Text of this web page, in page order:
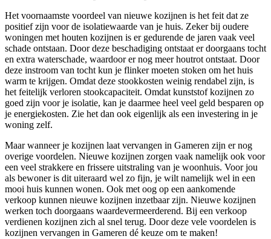
Het voornaamste voordeel van nieuwe kozijnen is het feit dat ze
positief zijn voor de isolatiewaarde van je huis. Zeker bij oudere
woningen met houten kozijnen is er gedurende de jaren vaak veel
schade ontstaan. Door deze beschadiging ontstaat er doorgaans tocht
en extra waterschade, waardoor er nog meer houtrot ontstaat. Door
deze instroom van tocht kun je flinker moeten stoken om het huis
warm te krijgen. Omdat deze stookkosten weinig rendabel zijn, is
het feitelijk verloren stookcapaciteit. Omdat kunststof kozijnen zo
goed zijn voor je isolatie, kan je daarmee heel veel geld besparen op
je energiekosten. Zie het dan ook eigenlijk als een investering in je
woning zelf.
Maar wanneer je kozijnen laat vervangen in Gameren zijn er nog
overige voordelen. Nieuwe kozijnen zorgen vaak namelijk ook voor
een veel strakkere en frissere uitstraling van je woonhuis. Voor jou
als bewoner is dit uiteraard wel zo fijn, je wilt namelijk wel in een
mooi huis kunnen wonen. Ook met oog op een aankomende
verkoop kunnen nieuwe kozijnen inzetbaar zijn. Nieuwe kozijnen
werken toch doorgaans waardevermeerderend. Bij een verkoop
verdienen kozijnen zich al snel terug. Door deze vele voordelen is
kozijnen vervangen in Gameren dé keuze om te maken!